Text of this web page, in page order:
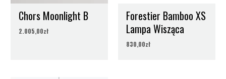
Chors Moonlight B
2.005,00zł
Forestier Bamboo XS
Lampa Wisząca
830,00zł